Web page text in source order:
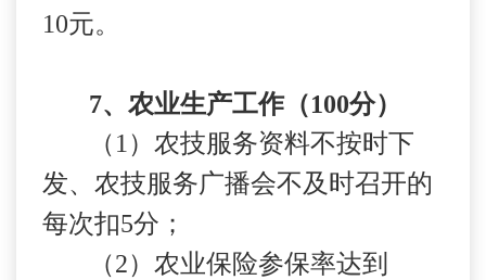
10元。
7、农业生产工作（100分）
（ 1 ）农技服务资料不按时下
发、农技服务广播会不及时召开的
每次扣5分；
（2）农业保险参保率达到